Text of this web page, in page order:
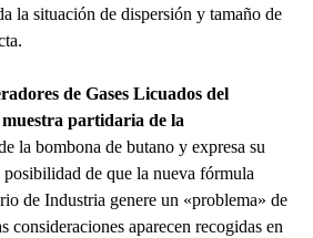
la situación de dispersión y tamaño de
de Gases Licuados del
partidaria de la
la bombona de butano y expresa su
de que la nueva fórmula
de Industria genere un «problema» de
consideraciones aparecen recogidas en